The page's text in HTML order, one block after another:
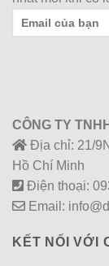
CÔNG TY
Địa chỉ: 21/
Hồ Chí Minh
Điện thoại:
Email:
KẾT NỐI VỚI